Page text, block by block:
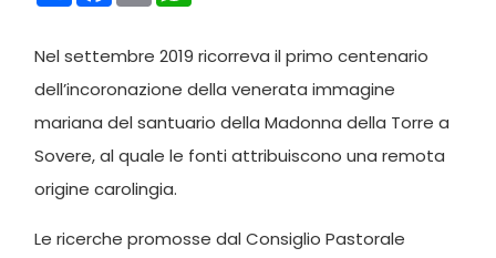
Nel settembre 2019 ricorreva il primo centenario
dell’incoronazione della venerata immagine
mariana del santuario della Madonna della Torre a
Sovere, al quale le fonti attribuiscono una remota
origine carolingia.
Le ricerche promosse dal Consiglio Pastorale